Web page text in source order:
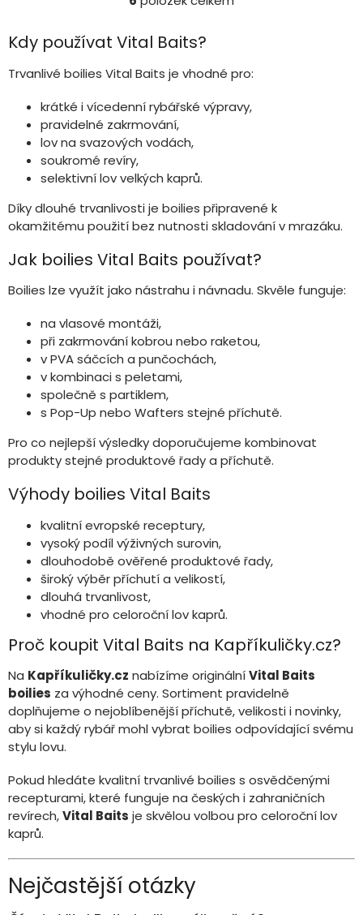
tygřích ořechů, vysoký
proteinů a...
tygřích ořechů, vysoký
proteinů a...
O
l
á
d
a
c
í
r
k
y
v
ý
s
u
Kdy používat Vital Baits?
Trvanlivé boilies Vital Baits je vhodné pro:
krátké i vícedenní rybářské výpravy,
pravidelné zakrmování,
lov na svazových vodách,
soukromé revíry,
selektivní lov velkých kaprů.
Díky dlouhé trvanlivosti je boilies připravené k
okamžitému použití bez nutnosti skladování v mrazáku.
Jak boilies Vital Baits používat?
Boilies lze využít jako nástrahu i návnadu. Skvěle funguje:
na vlasové montáži,
při zakrmování kobrou nebo raketou,
v PVA sáčcích a punčochách,
v kombinaci s peletami,
společně s partiklem,
s Pop-Up nebo Wafters stejné příchutě.
Pro co nejlepší výsledky doporučujeme kombinovat
produkty stejné produktové řady a příchutě.
Výhody boilies Vital Baits
kvalitní evropské receptury,
vysoký podíl výživných surovin,
dlouhodobě ověřené produktové řady,
široký výběr příchutí a velikostí,
dlouhá trvanlivost,
vhodné pro celoroční lov kaprů.
Proč koupit Vital Baits na Kapříkuličky.cz?
Na Kapříkuličky.cz nabízíme originálníVital Baits
boilies za výhodné ceny. Sortiment pravidelně
doplňujeme o nejoblíbenější příchutě, velikosti i novinky,
aby si každý rybář mohl vybrat boilies odpovídající svému
stylu lovu.
Pokud hledáte kvalitní trvanlivé boilies s osvědčenými
recepturami, které funguje na českých i zahraničních
revírech,Vital Baits je skvělou volbou pro celoroční lov
kaprů.
Nejčastější otázky